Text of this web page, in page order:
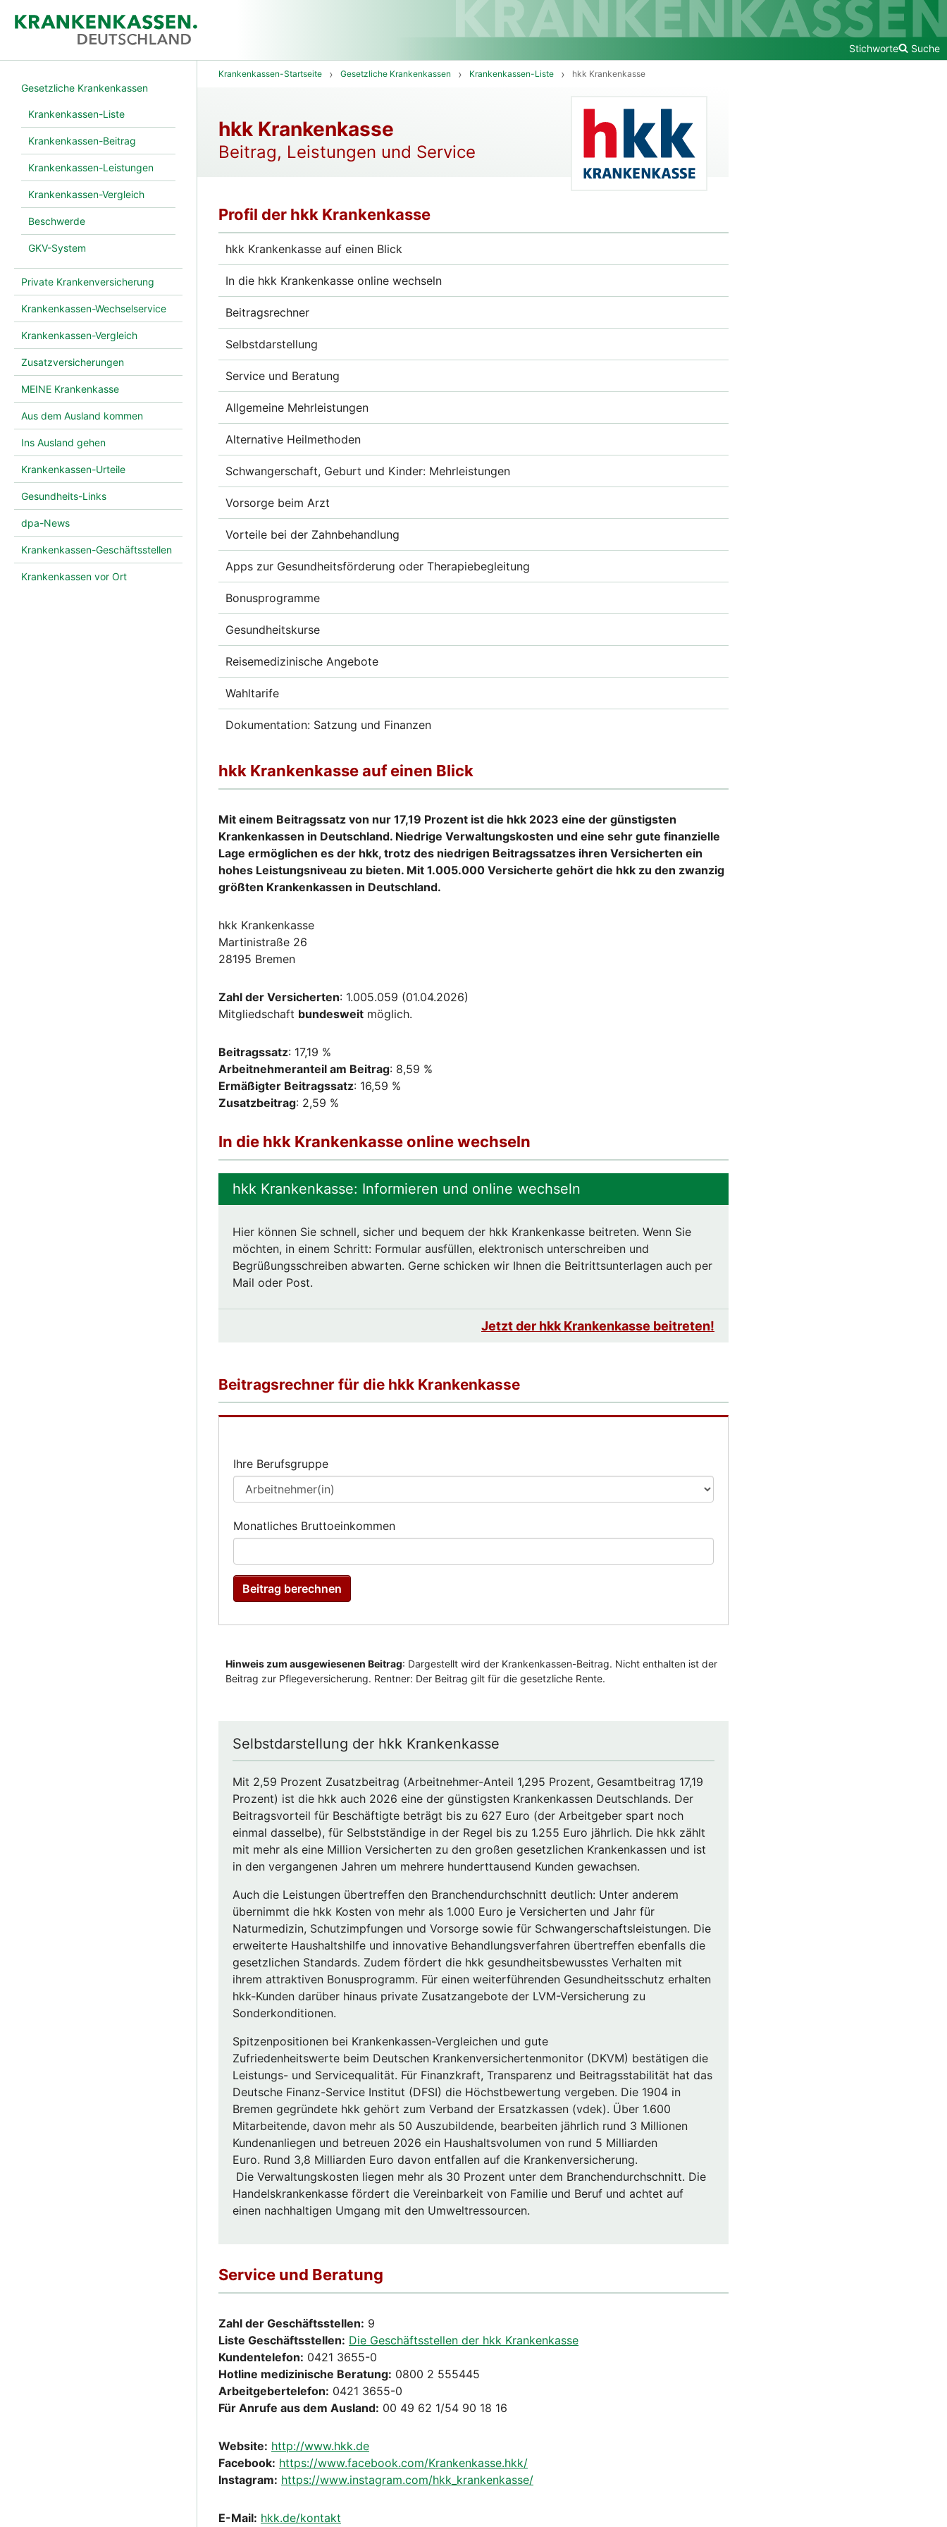
Stichworte Suche
Gesetzliche Krankenkassen
Krankenkassen-Liste
Krankenkassen-Beitrag
Krankenkassen-Leistungen
Krankenkassen-Vergleich
Beschwerde
GKV-System
Private Krankenversicherung
Krankenkassen-Wechselservice
Krankenkassen-Vergleich
Zusatzversicherungen
MEINE Krankenkasse
Aus dem Ausland kommen
Ins Ausland gehen
Krankenkassen-Urteile
Gesundheits-Links
dpa-News
Krankenkassen-Geschäftsstellen
Krankenkassen vor Ort
Krankenkassen-Startseite Gesetzliche Krankenkassen Krankenkassen-Liste hkk Krankenkasse
hkk Krankenkasse
Beitrag, Leistungen und Service
Profil der hkk Krankenkasse
hkk Krankenkasse auf einen Blick
In die hkk Krankenkasse online wechseln
Beitragsrechner
Selbstdarstellung
Service und Beratung
Allgemeine Mehrleistungen
Alternative Heilmethoden
Schwangerschaft, Geburt und Kinder: Mehrleistungen
Vorsorge beim Arzt
Vorteile bei der Zahnbehandlung
Apps zur Gesundheitsförderung oder Therapiebegleitung
Bonusprogramme
Gesundheitskurse
Reisemedizinische Angebote
Wahltarife
Dokumentation: Satzung und Finanzen
hkk Krankenkasse auf einen Blick
Mit einem Beitragssatz von nur 17,19 Prozent ist die hkk 2023 eine der günstigsten
Krankenkassen in Deutschland. Niedrige Verwaltungskosten und eine sehr gute finanzielle
Lage ermöglichen es der hkk, trotz des niedrigen Beitragssatzes ihren Versicherten ein
hohes Leistungsniveau zu bieten. Mit 1.005.000 Versicherte gehört die hkk zu den zwanzig
größten Krankenkassen in Deutschland.
hkk Krankenkasse
Martinistraße 26
28195 Bremen
Zahl der Versicherten: 1.005.059 (01.04.2026)
Mitgliedschaft bundesweit möglich.
Beitragssatz: 17,19 %
Arbeitnehmeranteil am Beitrag: 8,59 %
Ermäßigter Beitragssatz: 16,59 %
Zusatzbeitrag: 2,59 %
In die hkk Krankenkasse online wechseln
hkk Krankenkasse: Informieren und online wechseln
Hier können Sie schnell, sicher und bequem der hkk Krankenkasse beitreten. Wenn Sie
möchten, in einem Schritt: Formular ausfüllen, elektronisch unterschreiben und
Begrüßungsschreiben abwarten. Gerne schicken wir Ihnen die Beitrittsunterlagen auch per
Mail oder Post.
Jetzt der hkk Krankenkasse beitreten!
Selbstdarstellung der hkk Krankenkasse
Mit 2,59 Prozent Zusatzbeitrag (Arbeitnehmer-Anteil 1,295 Prozent, Gesamtbeitrag 17,19
Prozent) ist die hkk auch 2026 eine der günstigsten Krankenkassen Deutschlands. Der
Beitragsvorteil für Beschäftigte beträgt bis zu 627 Euro (der Arbeitgeber spart noch
einmal dasselbe), für Selbstständige in der Regel bis zu 1.255​ Euro jährlich. Die hkk zählt
mit mehr als eine Million Versicherten zu den großen gesetzlichen Krankenkassen und ist
in den vergangenen ​Jahren um mehrere hunderttausend Kunden gewachsen. ​
Auch die Leistungen übertreffen den Branchendurchschnitt deutlic​​h: Unter anderem
übernimmt die hkk Kosten von mehr als 1.000 Euro je Versicherten und Jahr für
Naturmedizin, Schutzimpfungen und Vorsorge sowie für Schwangerschaftsleistungen. Die
erweiterte Haushaltshilfe und innovative Behandlungsverfahren übertreffen ebenfalls die
gesetzlichen Standards. Zudem fördert die hkk gesundheitsbewusstes Verhalten mit
ihrem attraktiven Bonusprogramm.​ Für einen weiterführenden Gesundheitsschutz erhalten
hkk-Kunden darüber hinaus private Zusatzangebote der LVM-Versicherung zu
Sonderkonditionen.
​Spitzenpositionen bei Krankenkassen-Vergleichen​​ und gute
Zufriedenheitswerte beim Deutschen Krankenversichertenmonitor (DKVM) bestätigen die
Leistungs- und Servicequalität. Für Finanzkraft, Transparenz und Beitragsstabilität hat das
Deutsche Finanz-Service Institut (DFSI) die Höchstbewertung vergeben. Die 1904 in
Bremen gegründete hkk gehört zum Verband der Ersatzkassen (vdek). Über 1.600
Mitarbeitende, davon mehr als 50 Auszubildende, bearbeiten jährlich rund 3 Millionen
Kundenanliegen und betreuen 2026 ein Haushaltsvolumen von rund 5 Milliarden
Euro. Rund 3,8 Milliarden Euro davon entfallen auf die Krankenversicherung.​​
Die Verwaltungskosten liegen mehr als 30 Prozent unter dem Branchendurchschnitt. Die
Handelskrankenkasse fördert die Vereinbarkeit von Familie und Beruf und achtet auf
einen nachhaltigen Umgang mit den Umweltressourcen.
Service und Beratung
Zahl der Geschäftsstellen: 9
Liste Geschäftsstellen: Die Geschäftsstellen der hkk Krankenkasse
Kundentelefon: 0421 3655-0
Hotline medizinische Beratung: 0800 2 555445
Arbeitgebertelefon: 0421 3655-0
Für Anrufe aus dem Ausland: 00 49 62 1/54 90 18 16
Website: http://www.hkk.de
Facebook: https://www.facebook.com/Krankenkasse.hkk/
Instagram: https://www.instagram.com/hkk_krankenkasse/
E-Mail: hkk.de/kontakt